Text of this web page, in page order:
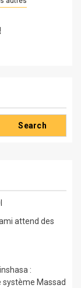
Search
attend des
:
système Massad